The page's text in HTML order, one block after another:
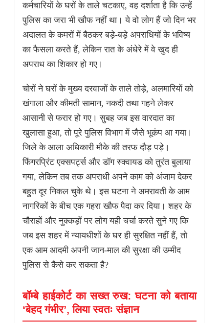
कर्मचारियों के घरों के ताले चटकाए, वह दर्शाता है कि उन्हें
पुलिस का जरा भी खौफ नहीं था। ये वो लोग हैं जो दिन भर
अदालत के कमरों में बैठकर बड़े-बड़े अपराधियों के भविष्य
का फैसला करते हैं, लेकिन रात के अंधेरे में वे खुद ही
अपराध का शिकार हो गए।
चोरों ने घरों के मुख्य दरवाजों के ताले तोड़े, अलमारियों को
खंगाला और कीमती सामान, नकदी तथा गहने लेकर
आसानी से फरार हो गए। सुबह जब इस वारदात का
खुलासा हुआ, तो पूरे पुलिस विभाग में जैसे भूकंप आ गया।
जिले के आला अधिकारी मौके की तरफ दौड़ पड़े।
फिंगरप्रिंट एक्सपर्ट्स और डॉग स्क्वायड को तुरंत बुलाया
गया, लेकिन तब तक अपराधी अपने काम को अंजाम देकर
बहुत दूर निकल चुके थे। इस घटना ने अमरावती के आम
नागरिकों के बीच एक गहरा खौफ पैदा कर दिया। शहर के
चौराहों और नुक्कड़ों पर लोग यही चर्चा करते सुने गए कि
जब इस शहर में न्यायधीशों के घर ही सुरक्षित नहीं हैं, तो
एक आम आदमी अपनी जान-माल की सुरक्षा की उम्मीद
पुलिस से कैसे कर सकता है?
बॉम्बे हाईकोर्ट का सख्त रुख: घटना को बताया
‘बेहद गंभीर’, लिया स्वतः संज्ञान